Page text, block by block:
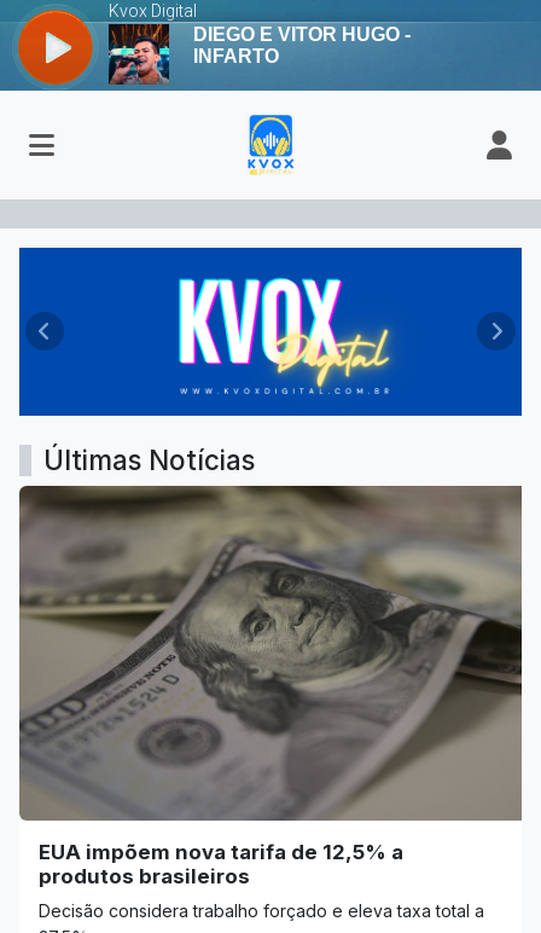
Anterior
Últimas Notícias
EUA impõem nova tarifa de 12,5% a
produtos brasileiros
Decisão considera trabalho forçado e eleva taxa total a